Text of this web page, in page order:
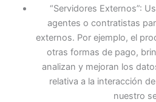
“Servidores Externos”:
agentes o contratistas
externos. Por ejemplo, el
otras formas de pago,
analizan y mejoran los
relativa a la interacción
nuestro